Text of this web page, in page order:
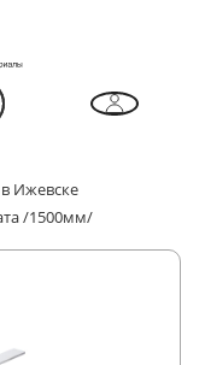
Ижевске
/1500мм/